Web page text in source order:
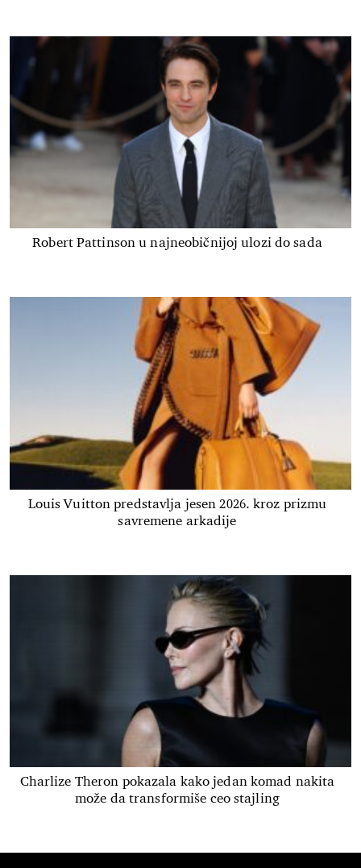
Robert Pattinson u najneobičnijoj ulozi do sada
Louis Vuitton predstavlja jesen 2026. kroz prizmu
savremene arkadije
Charlize Theron pokazala kako jedan komad nakita
može da transformiše ceo stajling